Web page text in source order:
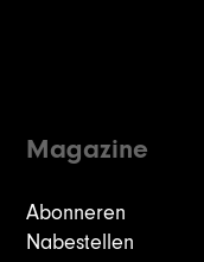
Magazine
Abonneren
Nabestellen